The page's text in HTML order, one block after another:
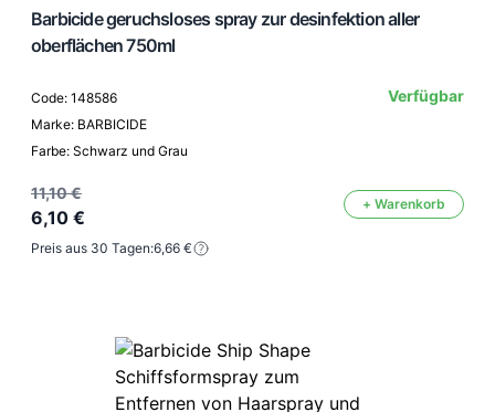
Barbicide geruchsloses spray zur desinfektion aller
oberflächen 750ml
Code: 148586
Marke: BARBICIDE
Farbe: Schwarz und Grau
Verfügbar
11,10 €
6,10 €
+ Warenkorb
Preis aus 30 Tagen:6,66 €